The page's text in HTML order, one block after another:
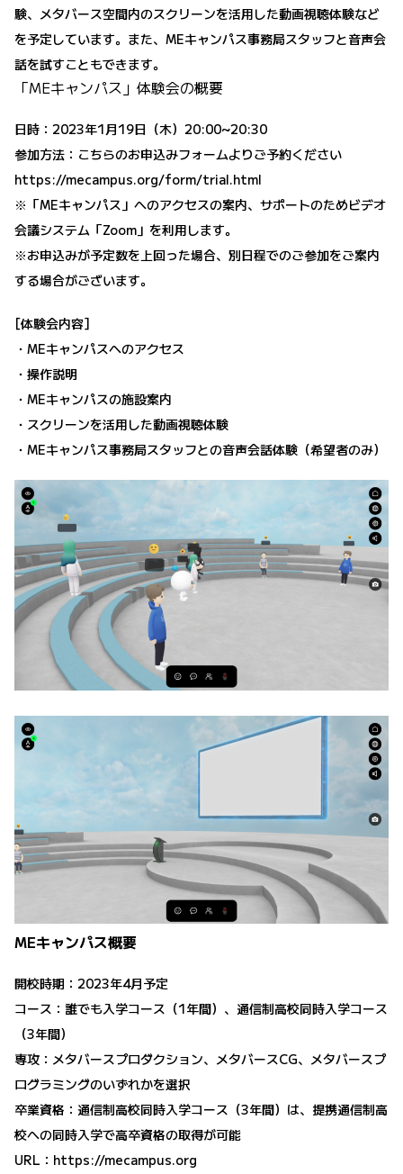
験、メタバース空間内のスクリーンを活用した動画視聴体験など
を予定しています。また、MEキャンパス事務局スタッフと音声会
話を試すこともできます。
「MEキャンパス」体験会の概要
日時：2023年1月19日（木）20:00~20:30
参加方法：こちらのお申込みフォームよりご予約ください
https://mecampus.org/form/trial.html
※「MEキャンパス」へのアクセスの案内、サポートのためビデオ
会議システム「Zoom」を利用します。
※お申込みが予定数を上回った場合、別日程でのご参加をご案内
する場合がございます。
[体験会内容]
・MEキャンパスへのアクセス
・操作説明
・MEキャンパスの施設案内
・スクリーンを活用した動画視聴体験
・MEキャンパス事務局スタッフとの音声会話体験（希望者のみ）
MEキャンパス概要
開校時期：2023年4月予定
コース：誰でも入学コース（1年間）、通信制高校同時入学コース
（3年間）
専攻：メタバースプロダクション、メタバースCG、メタバースプ
ログラミングのいずれかを選択
卒業資格：通信制高校同時入学コース（3年間）は、提携通信制高
校への同時入学で高卒資格の取得が可能
URL： https://mecampus.org